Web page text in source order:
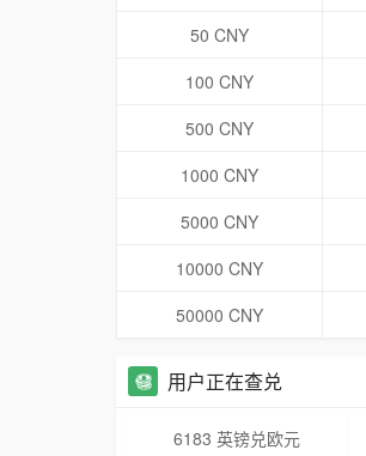
50 CNY
100 CNY
500 CNY
1000 CNY
5000 CNY
10000 CNY
50000 CNY
用户正在查兑
6183 英镑兑欧元